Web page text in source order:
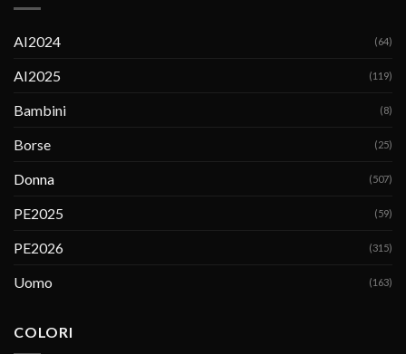
AI2024 (64)
AI2025 (119)
Bambini (8)
Borse (25)
Donna (507)
PE2025 (59)
PE2026 (315)
Uomo (163)
COLORI